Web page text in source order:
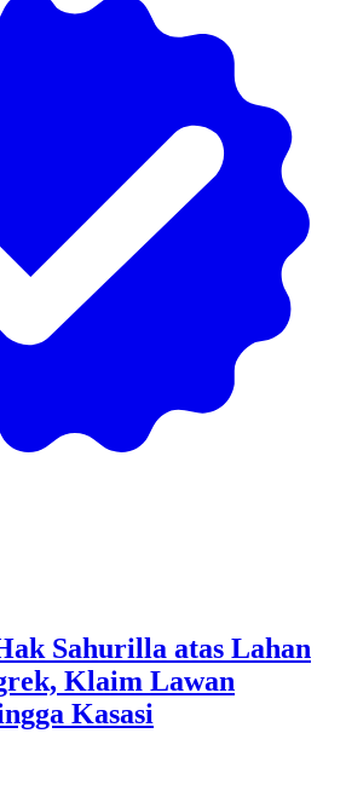
Sahurilla atas Lahan
Klaim Lawan
Kasasi